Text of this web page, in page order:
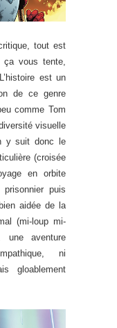
tout est
vous tente,
est un
de ce genre
comme Tom
visuelle
y suit donc le
(croisée
en orbite
puis
aidée de la
(mi-loup mi-
une aventure
ni
gloablement